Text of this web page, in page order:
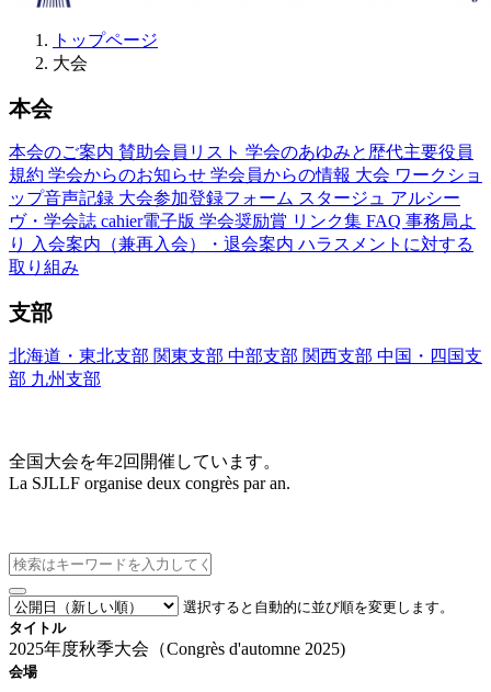
トップページ
大会
本会
本会のご案内 賛助会員リスト 学会のあゆみと歴代主要役員
規約 学会からのお知らせ 学会員からの情報 大会 ワークショ
ップ音声記録 大会参加登録フォーム スタージュ アルシー
ヴ・学会誌 cahier電子版 学会奨励賞 リンク集 FAQ 事務局よ
り
入会案内（兼再入会）・退会案内 ハラスメントに対する
取り組み
支部
北海道・東北支部 関東支部 中部支部 関西支部 中国・四国支
部 九州支部
全国大会を年2回開催しています。
La SJLLF organise deux congrès par an.
選択すると自動的に並び順を変更します。
タイトル
2025年度秋季大会（Congrès d'automne 2025)
会場